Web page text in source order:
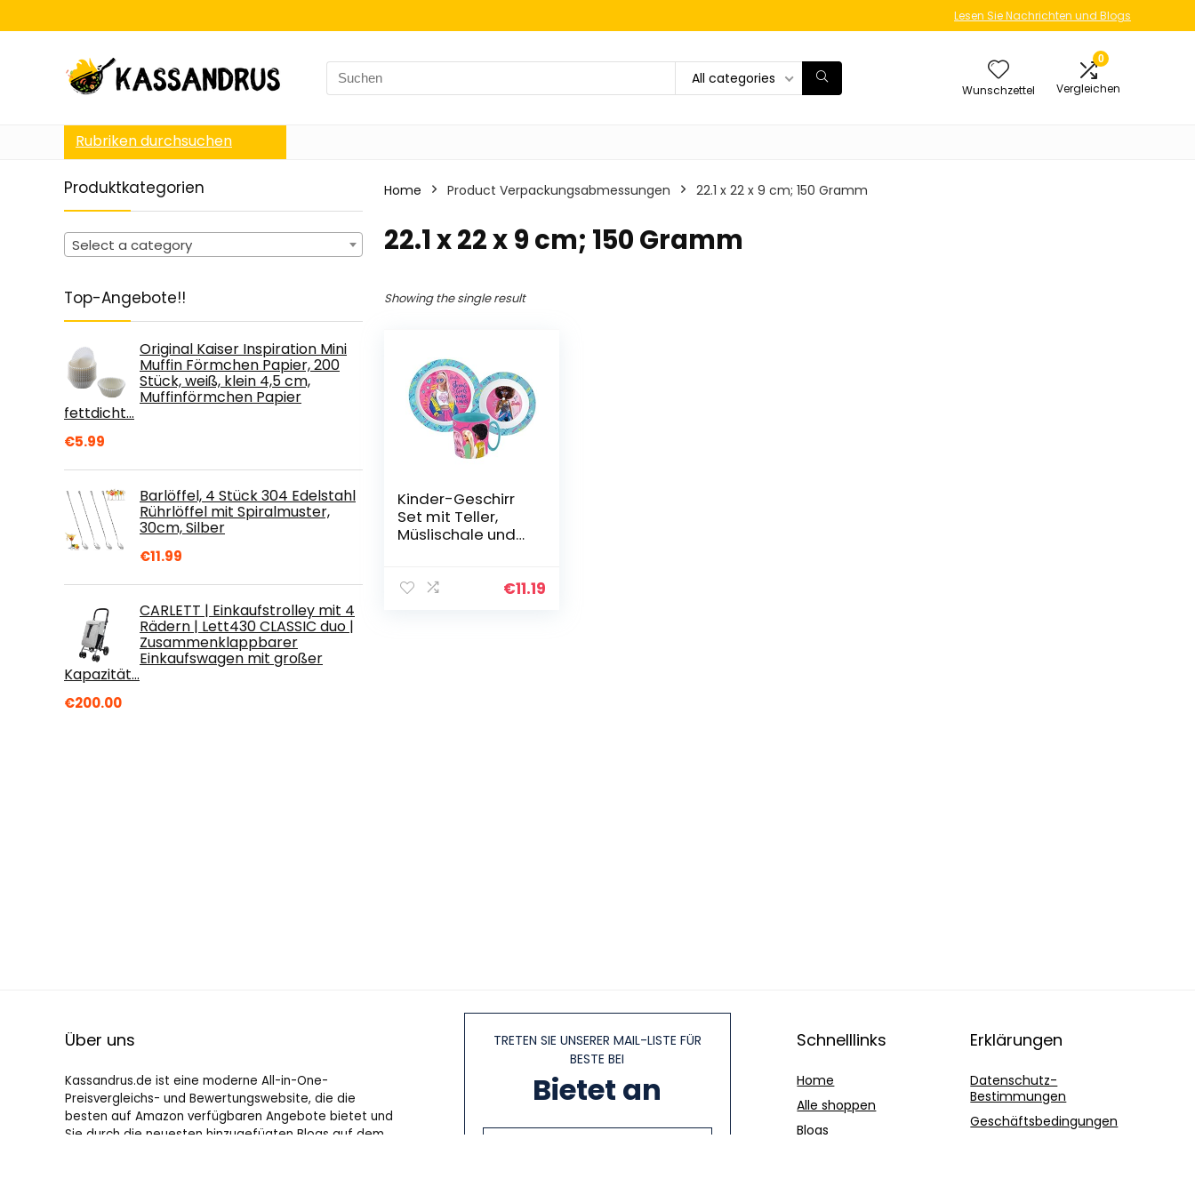
Lesen Sie Nachrichten und Blogs
Search
for:
All categories
Wunschzettel
0
Vergleichen
Rubriken durchsuchen
Produktkategorien
Select a category
Top-Angebote!!
Original Kaiser Inspiration Mini
Muffin Förmchen Papier, 200
Stück, weiß, klein 4,5 cm,
Muffinförmchen Papier
fettdicht…
€5.99
Barlöffel, 4 Stück 304 Edelstahl
Rührlöffel mit Spiralmuster,
30cm, Silber
€11.99
CARLETT | Einkaufstrolley mit 4
Rädern | Lett430 CLASSIC duo |
Zusammenklappbarer
Einkaufswagen mit großer
Kapazität…
€200.00
Home Product Verpackungsabmessungen ‎22.1 x 22 x 9 cm; 150 Gramm
‎22.1 x 22 x 9 cm; 150 Gramm
Showing the single result
Kinder-Geschirr
Set mit Teller,
Müslischale und
Geschirrset
€11.19
Über uns
Kassandrus.de ist eine moderne All-in-One-
Preisvergleichs- und Bewertungswebsite, die die
besten auf Amazon verfügbaren Angebote bietet und
Sie durch die neuesten hinzugefügten Blogs auf dem
TRETEN SIE UNSERER MAIL-LISTE FÜR
BESTE BEI
Bietet an
Schnelllinks
Home
Alle shoppen
Blogs
Erklärungen
Datenschutz-
Bestimmungen
Geschäftsbedingungen